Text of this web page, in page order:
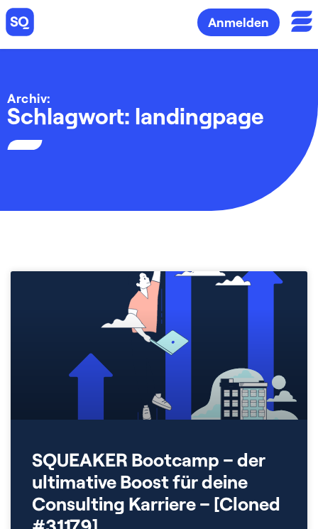
Anmelden
Archiv:
Schlagwort: landingpage
SQUEAKER Bootcamp – der
ultimative Boost für deine
Consulting Karriere – [Cloned